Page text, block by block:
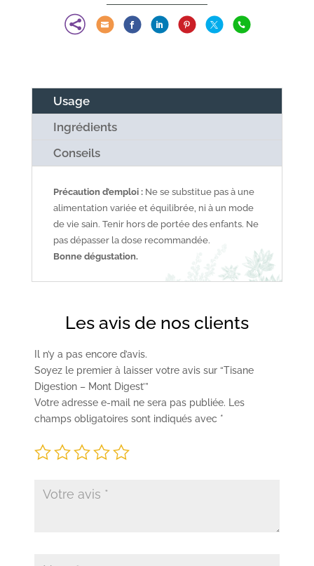
      
Usage
Ingrédients
Conseils
Précaution d’emploi : Ne se substitue pas à une
alimentation variée et équilibrée, ni à un mode
de vie sain. Tenir hors de portée des enfants. Ne
pas dépasser la dose recommandée.
Bonne dégustation.
Les avis de nos clients
Il n’y a pas encore d’avis.
Soyez le premier à laisser votre avis sur “Tisane
Digestion – Mont Digest’”
Votre adresse e-mail ne sera pas publiée. Les
champs obligatoires sont indiqués avec *